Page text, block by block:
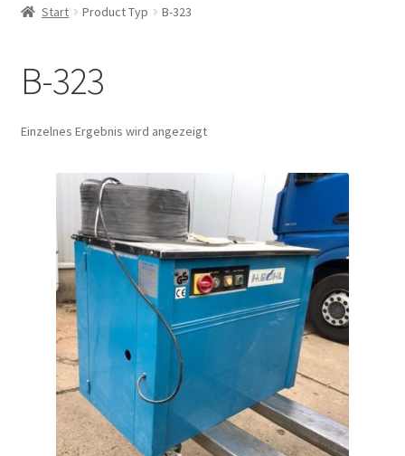
Mein Konto
Start Product Typ B-323
B-323
Einzelnes Ergebnis wird angezeigt